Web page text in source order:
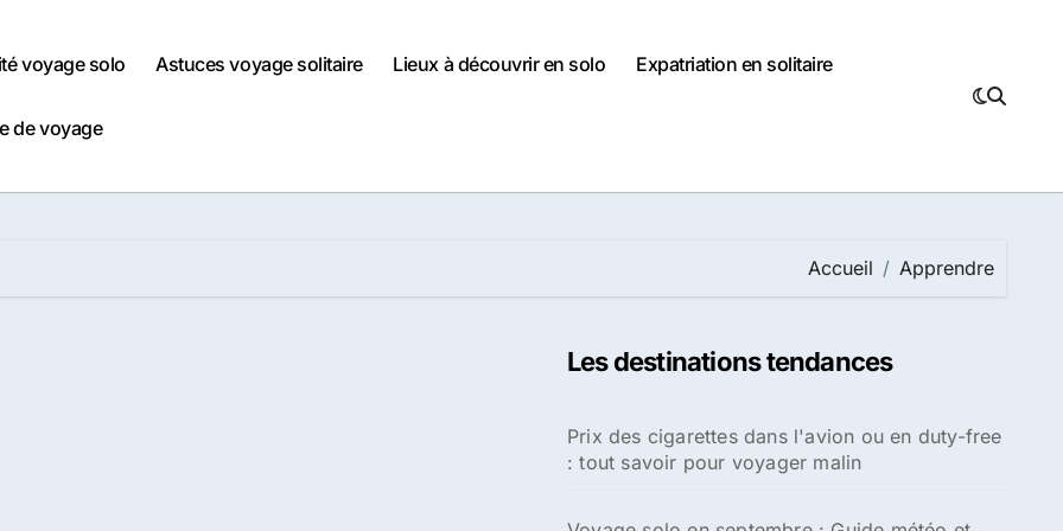
voyage solo Astuces voyage solitaire Lieux à découvrir en solo Expatriation en solitaire
de voyage
Accueil Apprendre
Les destinations tendances
Prix des cigarettes dans l'avion ou en duty-free
: tout savoir pour voyager malin